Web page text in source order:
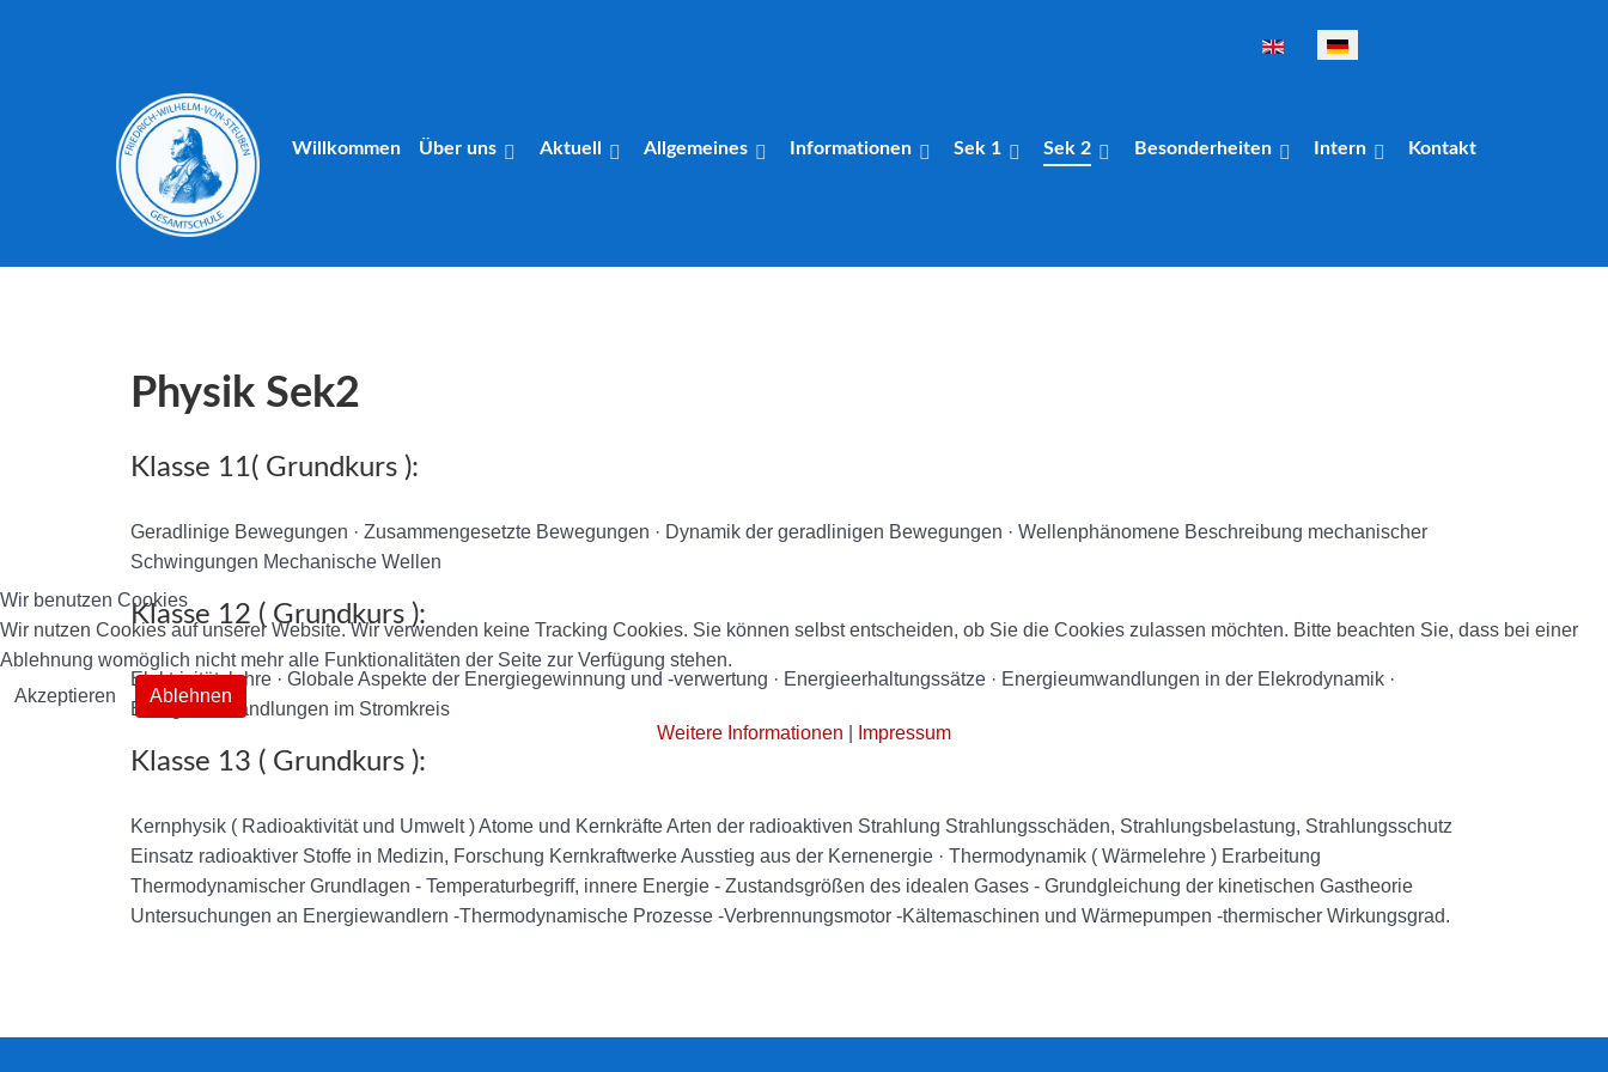
Sprache auswählen
Willkommen Über uns Aktuell Allgemeines Informationen Sek 1 Sek 2 Besonderheiten Intern Kontakt
Physik Sek2
Klasse 11( Grundkurs ):
Geradlinige Bewegungen · Zusammengesetzte Bewegungen · Dynamik der geradlinigen Bewegungen · Wellenphänomene Beschreibung mechanischer
Schwingungen Mechanische Wellen
Klasse 12 ( Grundkurs ):
Elektrizitätslehre · Globale Aspekte der Energiegewinnung und -verwertung · Energieerhaltungssätze · Energieumwandlungen in der Elekrodynamik ·
Energieumwandlungen im Stromkreis
Klasse 13 ( Grundkurs ):
Kernphysik ( Radioaktivität und Umwelt ) Atome und Kernkräfte Arten der radioaktiven Strahlung Strahlungsschäden, Strahlungsbelastung, Strahlungsschutz
Einsatz radioaktiver Stoffe in Medizin, Forschung Kernkraftwerke Ausstieg aus der Kernenergie · Thermodynamik ( Wärmelehre ) Erarbeitung
Thermodynamischer Grundlagen - Temperaturbegriff, innere Energie - Zustandsgrößen des idealen Gases - Grundgleichung der kinetischen Gastheorie
Untersuchungen an Energiewandlern -Thermodynamische Prozesse -Verbrennungsmotor -Kältemaschinen und Wärmepumpen -thermischer Wirkungsgrad.
Wir benutzen Cookies
Wir nutzen Cookies auf unserer Website. Wir verwenden keine Tracking Cookies. Sie können selbst entscheiden, ob Sie die Cookies zulassen möchten. Bitte beachten Sie, dass bei einer
Ablehnung womöglich nicht mehr alle Funktionalitäten der Seite zur Verfügung stehen.
Akzeptieren
Ablehnen
Weitere Informationen
Impressum